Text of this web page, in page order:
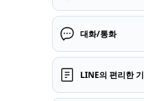
대화/통화
LINE의 편리한